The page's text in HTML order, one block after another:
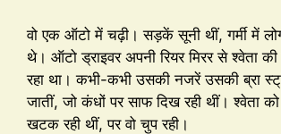
वो एक ऑटो में चढ़ी। सड़कें सूनी थीं, गर्मी में
थे। ऑटो ड्राइवर अपनी रियर मिरर से श्वेता
रहा था। कभी-कभी उसकी नजरें उसकी ब्रा
जातीं, जो कंधों पर साफ दिख रही थीं। श्वेता
खटक रही थीं, पर वो चुप रही।